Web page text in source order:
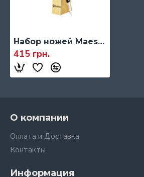
Набор ножей Maestro Rainbow, 8 ед. (MR-1402)
415 грн.
О компании
Оплата и Доставка
Контакты
Информация